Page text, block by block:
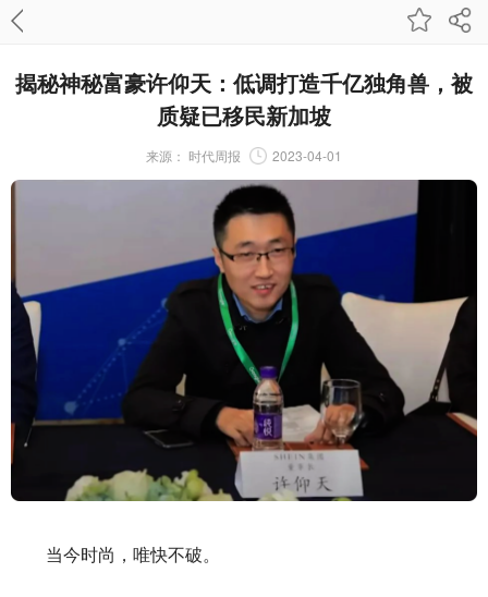
揭秘神秘富豪许仰天：低调打造千亿独角兽，被
质疑已移民新加坡
来源： 时代周报 2023-04-01
当今时尚，唯快不破。